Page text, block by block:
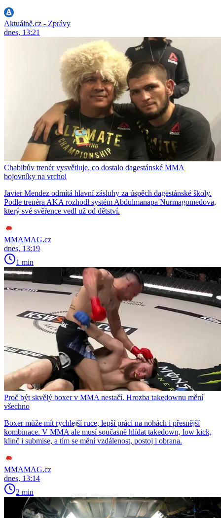
Aktuálně.cz - Zprávy
dnes, 13:21
Chabibův trenér vysvětluje, co dostalo dagestánské MMA
bojovníky na vrchol
Javier Mendez odmítá hlavní zásluhy za úspěch dagestánské školy.
Podle trenéra AKA rozhodl systém Abdulmanapa Nurmagomedova,
který své svěřence vedl už od dětství.
MMAMAG.cz
dnes, 13:19
1 min
Proč být skvělý boxer v MMA nestačí. Hrozba takedownu mění
všechno
Boxer může mít rychlejší ruce, lepší práci na nohách i přesnější
kombinace. V MMA ale musí současně hlídat takedown, low kick,
klinč i submise, a tím se mění vzdálenost, postoj i obrana.
MMAMAG.cz
dnes, 13:14
2 min